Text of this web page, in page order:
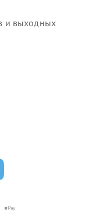
и выходных